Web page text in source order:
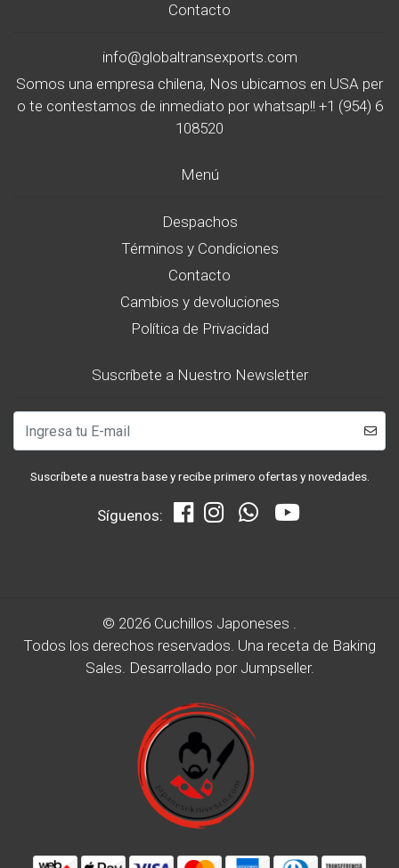
Contacto
info@globaltransexports.com
Somos una empresa chilena, Nos ubicamos en USA per
o te contestamos de inmediato por whatsap!! +1 (954) 6
108520
Menú
Despachos
Términos y Condiciones
Contacto
Cambios y devoluciones
Política de Privacidad
Suscríbete a Nuestro Newsletter
Suscríbete a nuestra base y recibe primero ofertas y novedades.
Síguenos:
© 2026 Cuchillos Japoneses .
Todos los derechos reservados. Una receta de Baking
Sales. Desarrollado por Jumpseller.